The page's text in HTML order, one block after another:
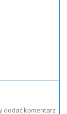
dodać komentarz